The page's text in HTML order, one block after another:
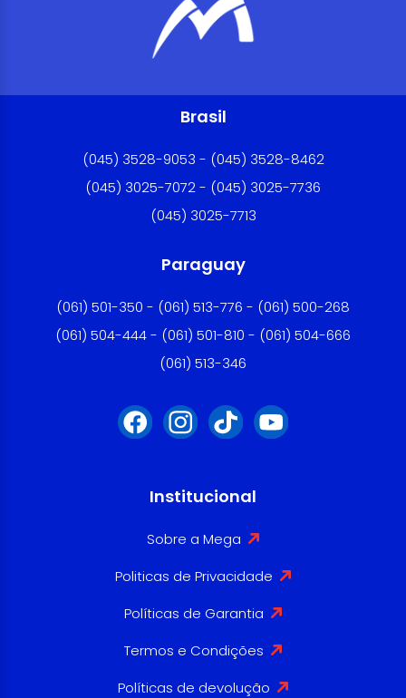
Brasil
(045) 3528-9053 - (045) 3528-8462
(045) 3025-7072 - (045) 3025-7736
(045) 3025-7713
Paraguay
(061) 501-350 - (061) 513-776 - (061) 500-268
(061) 504-444 - (061) 501-810 - (061) 504-666
(061) 513-346
Institucional
Sobre a Mega
Politicas de Privacidade
Políticas de Garantia
Termos e Condições
Políticas de devolução